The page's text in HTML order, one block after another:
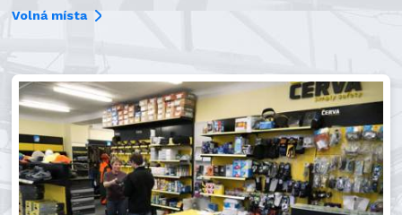
Volná místa